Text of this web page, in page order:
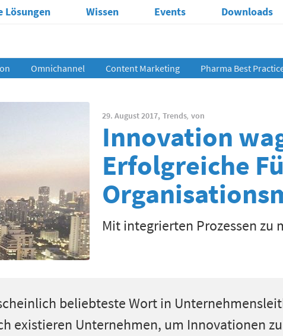
Lösungen Wissen Events Downloads
Omnichannel Content Marketing Pharma Best
29. August 2017, Trends, von
Innovation
Erfolgreiche
Mit integrierten Prozessen zu
beliebteste Wort in
existieren Unternehmen, um Innovationen